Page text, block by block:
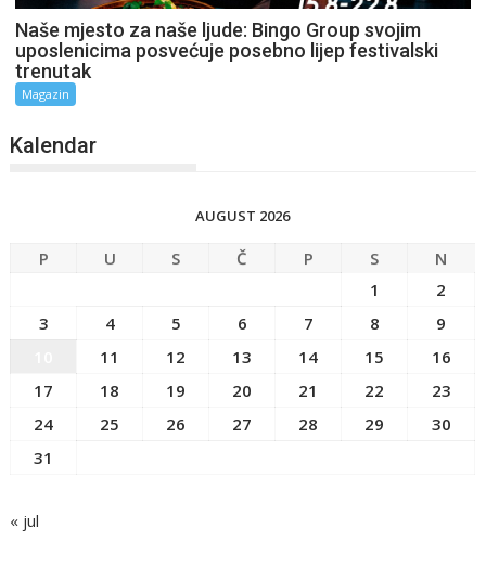
Naše mjesto za naše ljude: Bingo Group svojim
uposlenicima posvećuje posebno lijep festivalski
trenutak
Magazin
Kalendar
AUGUST 2026
P U S Č P S
N
1
2
3
4 5 6 7 8
9
11 12 13 14 15
16
17
18 19 20 21 22
23
24
25 26 27 28 29
30
31
« jul